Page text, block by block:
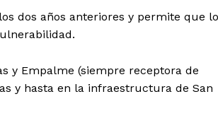
dos años anteriores y permite que
y Empalme (siempre receptora de
y hasta en la infraestructura de San